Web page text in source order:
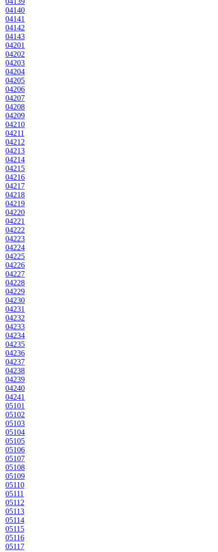
04140
04141
04142
04143
04201
04202
04203
04204
04205
04206
04207
04208
04209
04210
04211
04212
04213
04214
04215
04216
04217
04218
04219
04220
04221
04222
04223
04224
04225
04226
04227
04228
04229
04230
04231
04232
04233
04234
04235
04236
04237
04238
04239
04240
04241
05101
05102
05103
05104
05105
05106
05107
05108
05109
05110
05111
05112
05113
05114
05115
05116
05117